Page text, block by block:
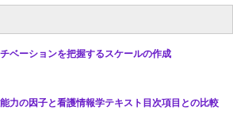
ベーションを把握するスケールの作成
力の因子と看護情報学テキスト目次項目との比較